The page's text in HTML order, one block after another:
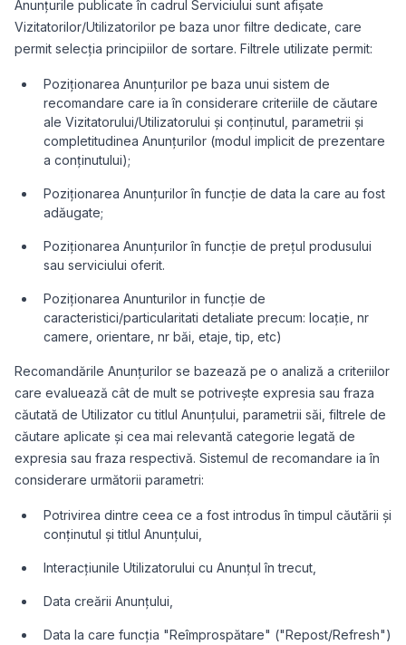
Anunțurile publicate în cadrul Serviciului sunt afișate
Vizitatorilor/Utilizatorilor pe baza unor filtre dedicate, care
permit selecția principiilor de sortare. Filtrele utilizate permit:
Poziționarea Anunțurilor pe baza unui sistem de
recomandare care ia în considerare criteriile de căutare
ale Vizitatorului/Utilizatorului și conținutul, parametrii și
completitudinea Anunțurilor (modul implicit de prezentare
a conținutului);
Poziționarea Anunțurilor în funcție de data la care au fost
adăugate;
Poziționarea Anunțurilor în funcție de prețul produsului
sau serviciului oferit.
Poziționarea Anunturilor in funcție de
caracteristici/particularitati detaliate precum: locație, nr
camere, orientare, nr băi, etaje, tip, etc)
Recomandările Anunțurilor se bazează pe o analiză a criteriilor
care evaluează cât de mult se potrivește expresia sau fraza
căutată de Utilizator cu titlul Anunțului, parametrii săi, filtrele de
căutare aplicate și cea mai relevantă categorie legată de
expresia sau fraza respectivă. Sistemul de recomandare ia în
considerare următorii parametri:
Potrivirea dintre ceea ce a fost introdus în timpul căutării și
conținutul și titlul Anunțului,
Interacțiunile Utilizatorului cu Anunțul în trecut,
Data creării Anunțului,
Data la care funcția "Reîmprospătare" ("Repost/Refresh")